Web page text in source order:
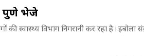
स्वदेशी आंदोलन से
के निधन तक,
प्रमुख ऐतिहासिक
07 अगस्त लव राशिफल:
पुणे भेजे
की स्वास्थ्य विभाग निगरानी कर रहा है। इबोला